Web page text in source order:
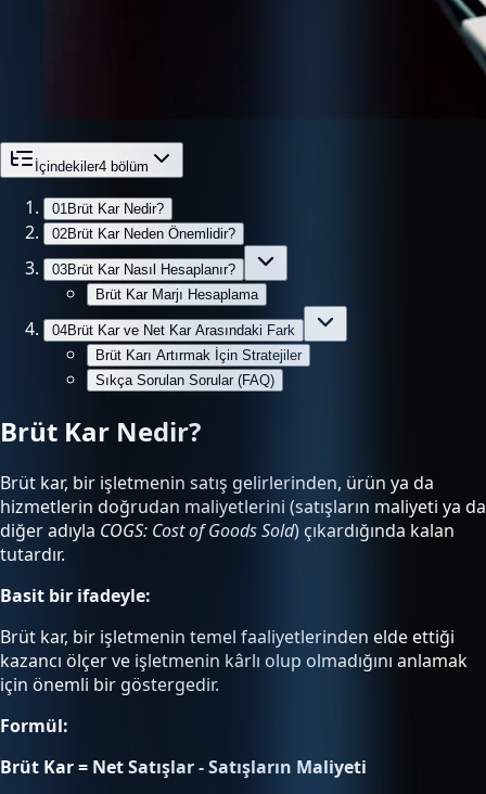
İçindekiler4 bölüm
01 Brüt Kar Nedir?
02Brüt Kar Neden Önemlidir?
03Brüt Kar Nasıl Hesaplanır?
Brüt Kar Marjı Hesaplama
04Brüt Kar ve Net Kar Arasındaki Fark
Brüt Karı Artırmak İçin Stratejiler
Sıkça Sorulan Sorular (FAQ)
Brüt Kar Nedir?
Brüt kar, bir işletmenin satış gelirlerinden, ürün ya da
hizmetlerin doğrudan maliyetlerini (satışların maliyeti ya da
diğer adıyla COGS: Cost of Goods Sold) çıkardığında kalan
tutardır.
Basit bir ifadeyle:
Brüt kar, bir işletmenin temel faaliyetlerinden elde ettiği
kazancı ölçer ve işletmenin kârlı olup olmadığını anlamak
için önemli bir göstergedir.
Formül:
Brüt Kar = Net Satışlar - Satışların Maliyeti